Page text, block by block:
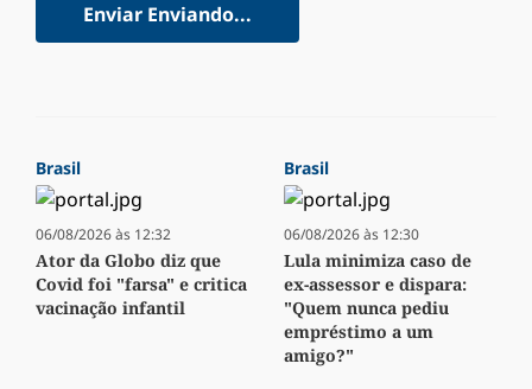
Enviar Enviando...
Brasil
06/08/2026 às 12:32
Ator da Globo diz que
Covid foi "farsa" e critica
vacinação infantil
Brasil
06/08/2026 às 12:30
Lula minimiza caso de
ex-assessor e dispara:
"Quem nunca pediu
empréstimo a um
amigo?"